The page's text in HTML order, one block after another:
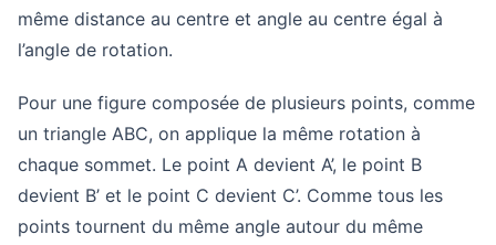
même distance au centre et angle au centre égal à
l’angle de rotation.
Pour une figure composée de plusieurs points, comme
un triangle ABC, on applique la même rotation à
chaque sommet. Le point A devient A’, le point B
devient B’ et le point C devient C’. Comme tous les
points tournent du même angle autour du même